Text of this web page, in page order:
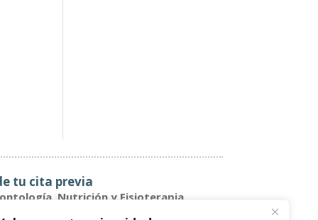
tu cita previa
Nutrición y Fisioterapia
744 605 694